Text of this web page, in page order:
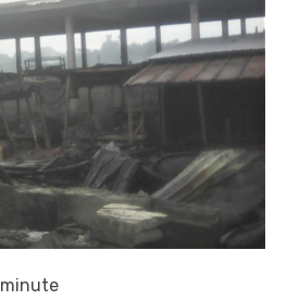
minute